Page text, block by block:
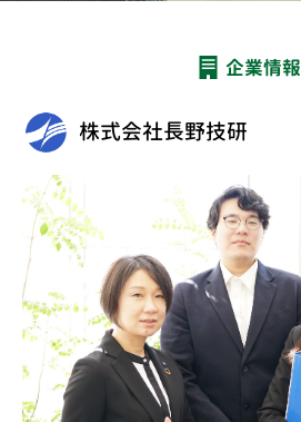
企業情報
株式会社長野技研